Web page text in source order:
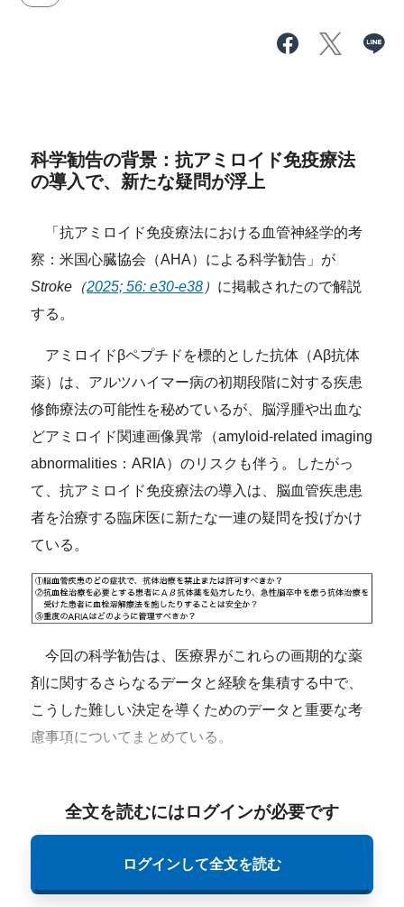
科学勧告の背景：抗アミロイド免疫療法
の導入で、新たな疑問が浮上
「抗アミロイド免疫療法における血管神経学的考
察：米国心臓協会（AHA）による科学勧告」が
Stroke（2025; 56: e30-e38 ） に掲載されたので解説
する。
アミロイドβペプチドを標的とした抗体（Aβ抗体
薬）は、アルツハイマー病の初期段階に対する疾患
修飾療法の可能性を秘めているが、脳浮腫や出血な
どアミロイド関連画像異常（amyloid-related imaging
abnormalities：ARIA）のリスクも伴う。したがっ
て、抗アミロイド免疫療法の導入は、脳血管疾患患
者を治療する臨床医に新たな一連の疑問を投げかけ
ている。
今回の科学勧告は、医療界がこれらの画期的な薬
剤に関するさらなるデータと経験を集積する中で、
こうした難しい決定を導くためのデータと重要な考
慮事項についてまとめている。
全文を読むにはログインが必要です
ログインして全文を読む